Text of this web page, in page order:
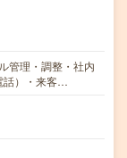
管理・調整・社内
話）・来客…